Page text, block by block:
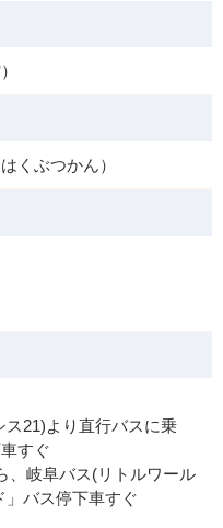
くぶつかん）
21)より直行バスに乗
すぐ
、岐阜バス(リトルワール
」バス停下車すぐ